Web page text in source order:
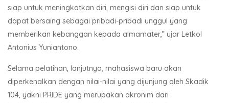
siap untuk meningkatkan diri, mengisi diri dan siap untuk
dapat bersaing sebagai pribadi-pribadi unggul yang
memberikan kebanggan kepada almamater,” ujar Letkol
Antonius Yuniantono.
Selama pelatihan, lanjutnya, mahasiswa baru akan
diperkenalkan dengan nilai-nilai yang dijunjung oleh Skadik
104, yakni PRIDE yang merupakan akronim dari